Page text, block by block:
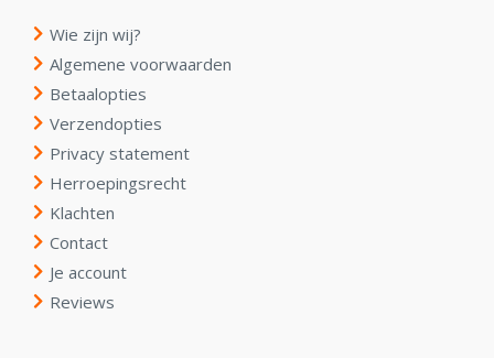
Wie zijn wij?
Algemene voorwaarden
Betaalopties
Verzendopties
Privacy statement
Herroepingsrecht
Klachten
Contact
Je account
Reviews